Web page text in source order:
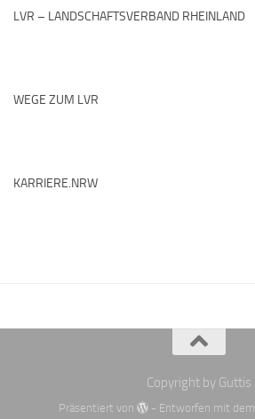
LVR – LANDSCHAFTSVERBAND RHEINLAND
WEGE ZUM LVR
KARRIERE.NRW
Copyright by Guttis
Präsentiert von - Entworfen mit dem